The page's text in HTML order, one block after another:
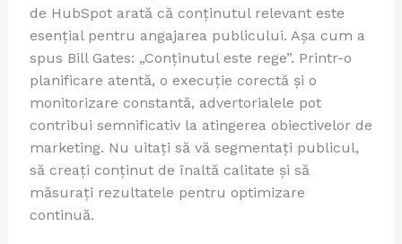
de HubSpot arată că conținutul relevant este
esențial pentru angajarea publicului. Așa cum a
spus Bill Gates: „Conținutul este rege”. Printr-o
planificare atentă, o execuție corectă și o
monitorizare constantă, advertorialele pot
contribui semnificativ la atingerea obiectivelor de
marketing. Nu uitați să vă segmentați publicul,
să creați conținut de înaltă calitate și să
măsurați rezultatele pentru optimizare
continuă.